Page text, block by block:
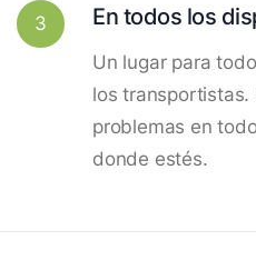
3 En todos los
Un lugar para
los transportistas.
problemas en
donde estés.